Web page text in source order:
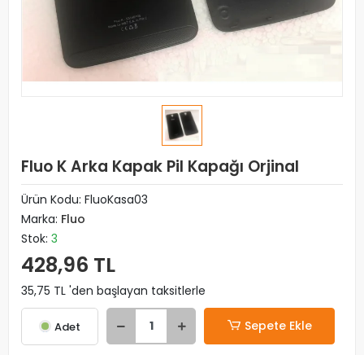
Fluo K Arka Kapak Pil Kapağı Orjinal
Ürün Kodu: FluoKasa03
Marka: Fluo
Stok: 3
428,96 TL
35,75 TL 'den başlayan taksitlerle
Adet Sepete Ekle